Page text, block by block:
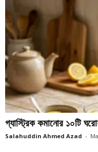
গ্যাস্ট্রিক কমানোর ১০টি
Salahuddin Ahmed Azad -